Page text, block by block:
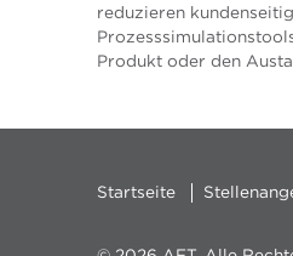
reduzieren
Produkt oder den
Startseite